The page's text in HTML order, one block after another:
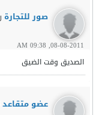
08-08-2011, 09:38 AM
الصديق وقت الضيق
عضو متقاعد 14.01.16
06-14-2011, 05:58 PM